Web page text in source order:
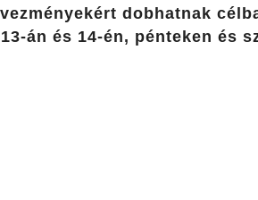
dobhatnak
án és 14-én, pénteken és